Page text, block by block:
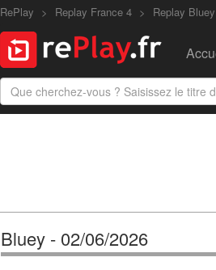
RePlay Replay France 4 Replay Bluey
Bluey - 02/06/2026